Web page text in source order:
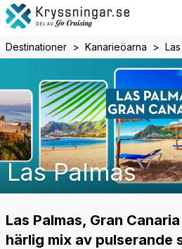
Destinationer Kanarieöarna
Las Palmas
Las Palmas, Gran
härlig mix av pulserande